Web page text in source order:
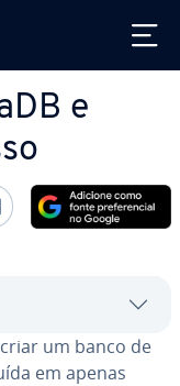
e
no no
Com­par­ti­lhar
um banco de
em apenas